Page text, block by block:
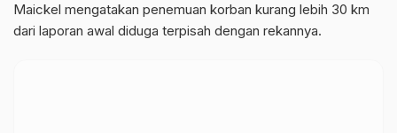
Maickel mengatakan penemuan korban kurang lebih 30 km
dari laporan awal diduga terpisah dengan rekannya.